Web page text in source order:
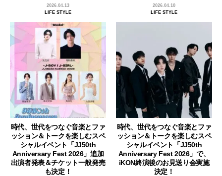
2026.04.13
LIFE STYLE
2026.04.10
LIFE STYLE
時代、世代をつなぐ音楽とファ
ッション＆トークを楽しむスペ
シャルイベント「JJ50th
Anniversary Fest 2026」追加
出演者発表＆チケット一般発売
も決定！
時代、世代をつなぐ音楽とファ
ッション＆トークを楽しむスペ
シャルイベント「JJ50th
Anniversary Fest 2026」で、
iKON終演後のお見送り会実施
決定！